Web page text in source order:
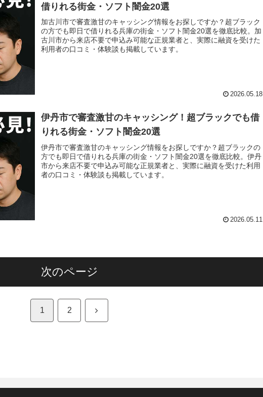
借りれる街金・ソフト闇金20選
加古川市で審査激甘のキャッシング情報をお探しですか？超ブラック
の方でも即日で借りれる兵庫の街金・ソフト闇金20選を徹底比較。加
古川市から来店不要で申込み可能な正規業者と、実際に融資を受けた
利用者の口コミ・体験談も掲載しています。
2026.05.18
伊丹市で審査激甘のキャッシング！超ブラックでも借
りれる街金・ソフト闇金20選
伊丹市で審査激甘のキャッシング情報をお探しですか？超ブラックの
方でも即日で借りれる兵庫の街金・ソフト闇金20選を徹底比較。伊丹
市から来店不要で申込み可能な正規業者と、実際に融資を受けた利用
者の口コミ・体験談も掲載しています。
2026.05.11
次のページ
1 2 次